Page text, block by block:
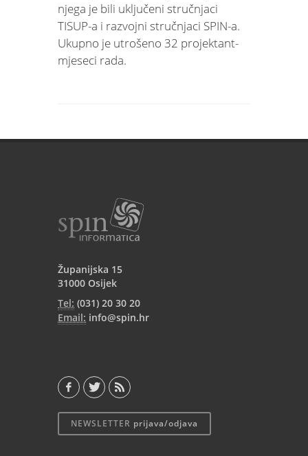
njega je bili uključeni stručnjaci
TISUP-a i razvojni stručnjaci SPIN-a.
Ukupno je utrošeno 32 projektant-
mjeseci rada.
Županijska 15
31000 Osijek
Tel: (031) 20 30 20
Email: info@spin.hr
NEWSLETTER prijava/odjava